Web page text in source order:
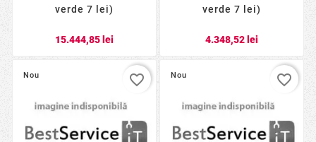
verde 7 lei)
15.444,85 lei
verde 7 lei)
4.348,52 lei
Nou favorite_border Nou favorite_border